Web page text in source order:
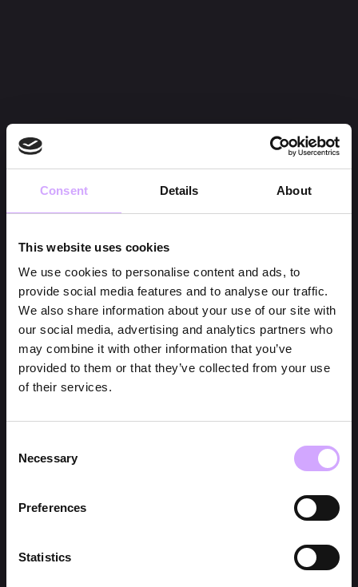
Consent Details About
This website uses cookies
We use cookies to personalise content and ads, to
provide social media features and to analyse our traffic.
We also share information about your use of our site with
our social media, advertising and analytics partners who
may combine it with other information that you’ve
provided to them or that they’ve collected from your use
of their services.
Selection
Necessary
Preferences
Statistics